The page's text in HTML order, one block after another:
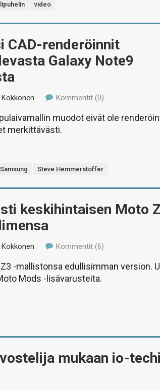
video
CAD-renderöinnit
Galaxy Note9
Kommentit (0)
muodot eivät ole
merkittävästi.
Samsung Steve Hemmerstoffer
keskihintaisen Moto
Kommentit (6)
-mallistonsa edullisimman version.
Mods -lisävarusteita.
mukaan io-